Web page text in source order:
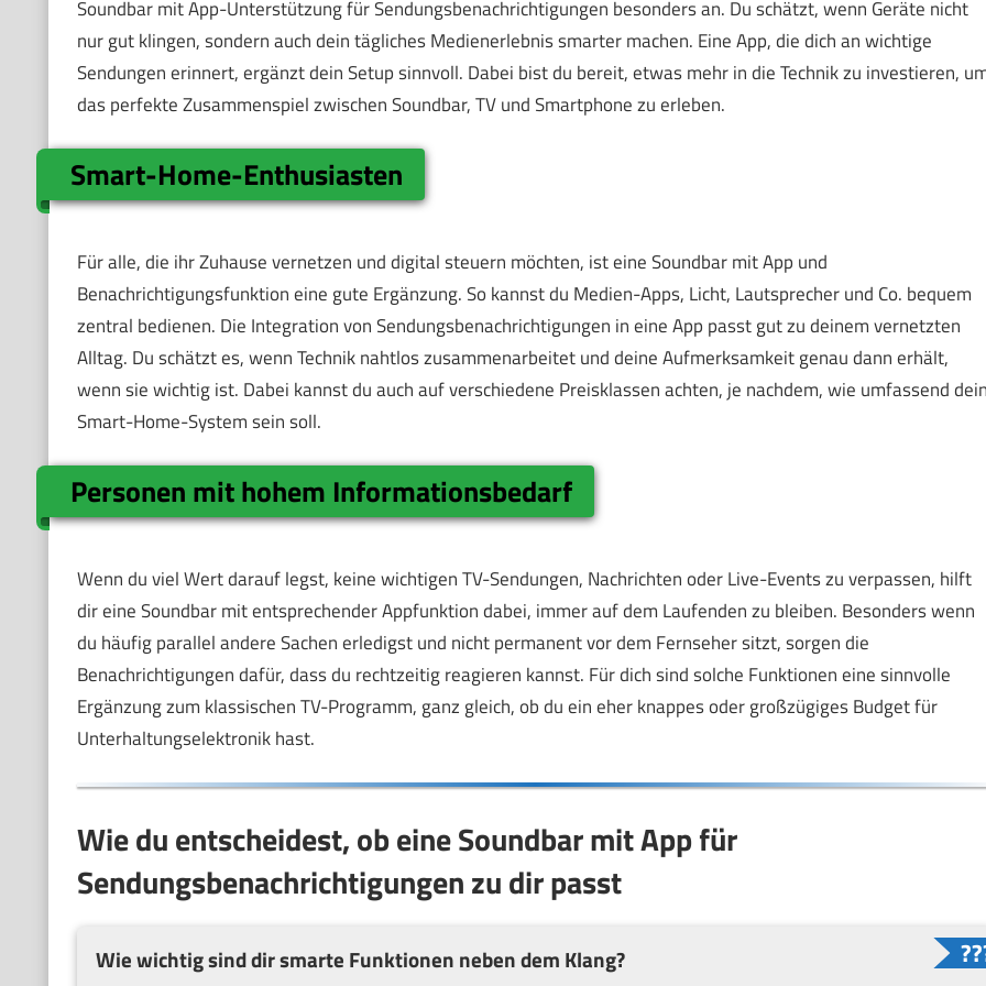
Soundbar mit App-Unterstützung für Sendungsbenachrichtigungen besonders an. Du schätzt, wenn Geräte nicht
nur gut klingen, sondern auch dein tägliches Medienerlebnis smarter machen. Eine App, die dich an wichtige
Sendungen erinnert, ergänzt dein Setup sinnvoll. Dabei bist du bereit, etwas mehr in die Technik zu investieren,
das perfekte Zusammenspiel zwischen Soundbar, TV und Smartphone zu erleben.
Smart-Home-Enthusiasten
Für alle, die ihr Zuhause vernetzen und digital steuern möchten, ist eine Soundbar mit App und
Benachrichtigungsfunktion eine gute Ergänzung. So kannst du Medien-Apps, Licht, Lautsprecher und Co. bequem
zentral bedienen. Die Integration von Sendungsbenachrichtigungen in eine App passt gut zu deinem vernetzten
Alltag. Du schätzt es, wenn Technik nahtlos zusammenarbeitet und deine Aufmerksamkeit genau dann erhält,
wenn sie wichtig ist. Dabei kannst du auch auf verschiedene Preisklassen achten, je nachdem, wie umfassend
Smart-Home-System sein soll.
Personen mit hohem Informationsbedarf
Wenn du viel Wert darauf legst, keine wichtigen TV-Sendungen, Nachrichten oder Live-Events zu verpassen, hilft
dir eine Soundbar mit entsprechender Appfunktion dabei, immer auf dem Laufenden zu bleiben. Besonders wenn
du häufig parallel andere Sachen erledigst und nicht permanent vor dem Fernseher sitzt, sorgen die
Benachrichtigungen dafür, dass du rechtzeitig reagieren kannst. Für dich sind solche Funktionen eine sinnvolle
Ergänzung zum klassischen TV-Programm, ganz gleich, ob du ein eher knappes oder großzügiges Budget für
Unterhaltungselektronik hast.
Wie du entscheidest, ob eine Soundbar mit App für
Sendungsbenachrichtigungen zu dir passt
Wie wichtig sind dir smarte Funktionen neben dem Klang?